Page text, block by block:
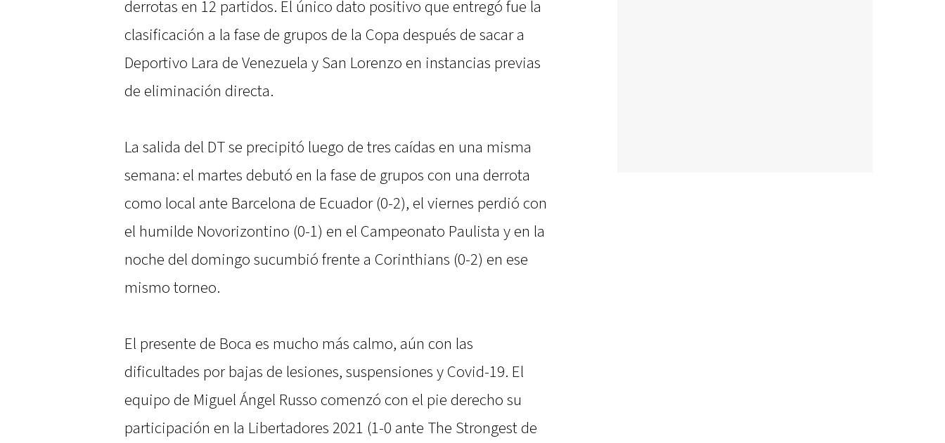
derrotas en 12 partidos. El único dato positivo que entregó fue la
clasificación a la fase de grupos de la Copa después de sacar a
Deportivo Lara de Venezuela y San Lorenzo en instancias previas
de eliminación directa.
La salida del DT se precipitó luego de tres caídas en una misma
semana: el martes debutó en la fase de grupos con una derrota
como local ante Barcelona de Ecuador (0-2), el viernes perdió con
el humilde Novorizontino (0-1) en el Campeonato Paulista y en la
noche del domingo sucumbió frente a Corinthians (0-2) en ese
mismo torneo.
El presente de Boca es mucho más calmo, aún con las
dificultades por bajas de lesiones, suspensiones y Covid-19. El
equipo de Miguel Ángel Russo comenzó con el pie derecho su
participación en la Libertadores 2021 (1-0 ante The Strongest de